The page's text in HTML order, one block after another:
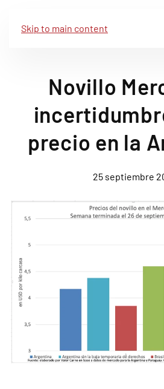
Skip to main content
Novillo
precio en la
25 septiembre